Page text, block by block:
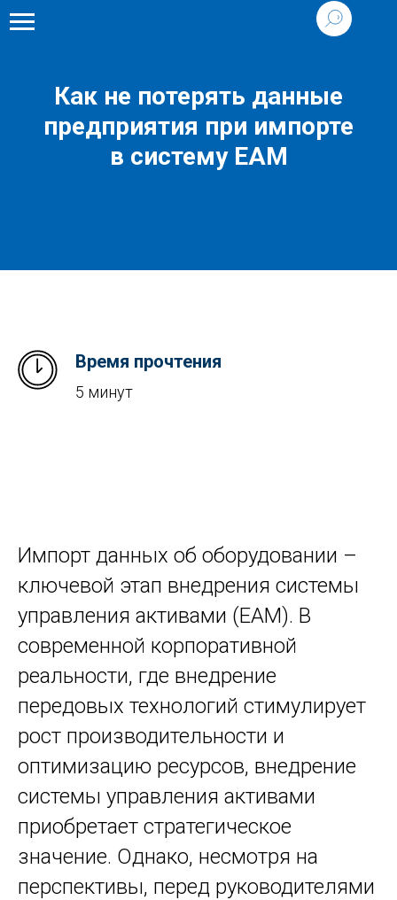
Как не потерять данные
предприятия при импорте
в систему EAM
Время прочтения
5 минут
Импорт данных об оборудовании –
ключевой этап внедрения системы
управления активами (EAM). В
современной корпоративной
реальности, где внедрение
передовых технологий стимулирует
рост производительности и
оптимизацию ресурсов, внедрение
системы управления активами
приобретает стратегическое
значение. Однако, несмотря на
перспективы, перед руководителями